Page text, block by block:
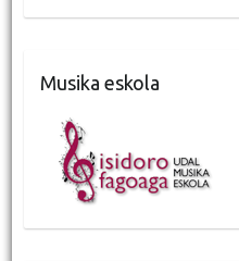
Musika eskola